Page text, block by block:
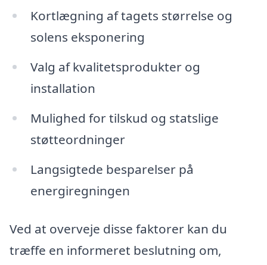
Kortlægning af tagets størrelse og
solens eksponering
Valg af kvalitetsprodukter og
installation
Mulighed for tilskud og statslige
støtteordninger
Langsigtede besparelser på
energiregningen
Ved at overveje disse faktorer kan du
træffe en informeret beslutning om,